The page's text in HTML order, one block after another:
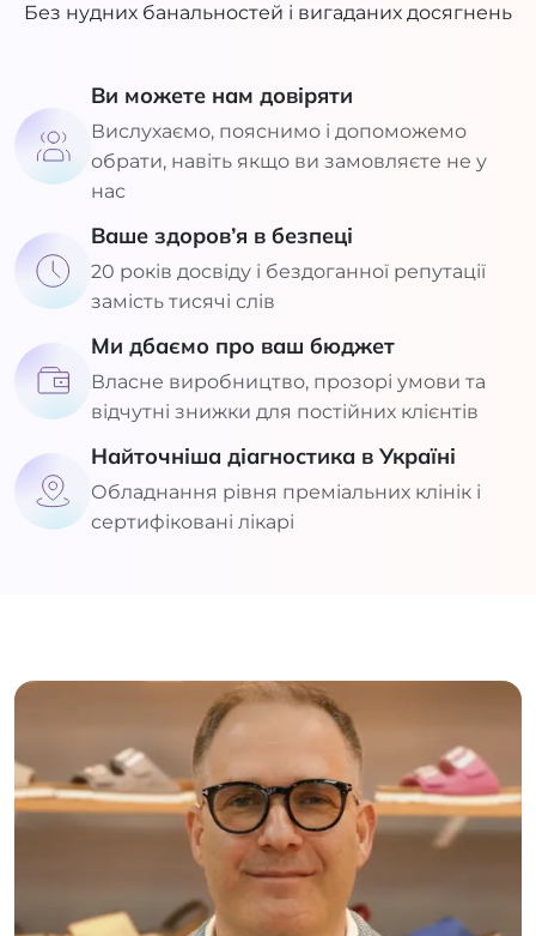
Без нудних банальностей і вигаданих досягнень
Ви можете нам довіряти
Вислухаємо, пояснимо і допоможемо
обрати, навіть якщо ви замовляєте не у
нас
Ваше здоров’я в безпеці
20 років досвіду і бездоганної репутації
замість тисячі слів
Ми дбаємо про ваш бюджет
Власне виробництво, прозорі умови та
відчутні знижки для постійних клієнтів
Найточніша діагностика в Україні
Обладнання рівня преміальних клінік і
сертифіковані лікарі